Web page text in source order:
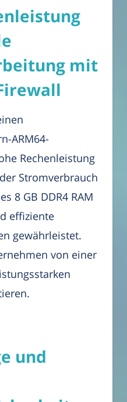
mit
ARM64-
Rechenleistung
Stromverbrauch
8 GB DDR4 RAM
effiziente
gewährleistet.
von einer
und